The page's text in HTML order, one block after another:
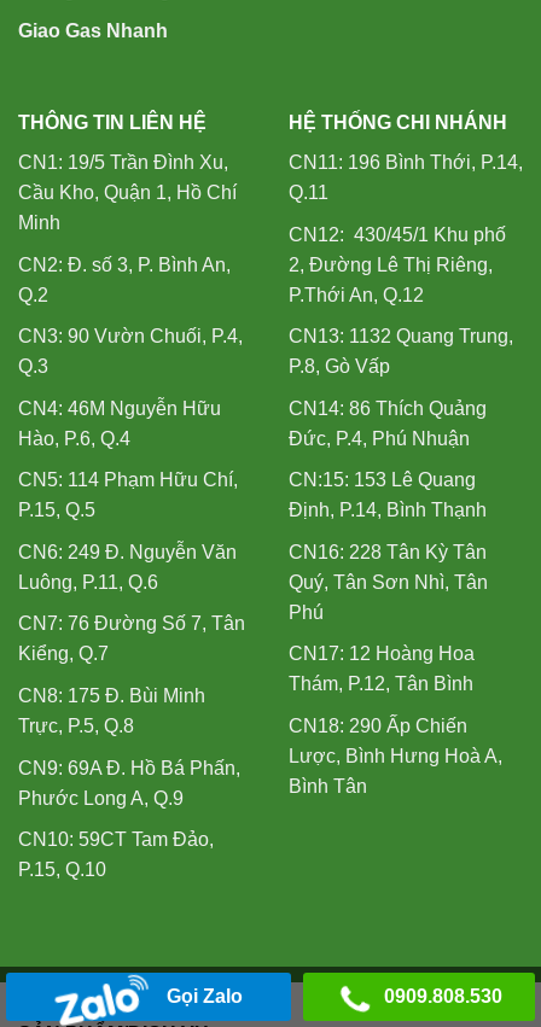
Giao Gas Nhanh
THÔNG TIN LIÊN HỆ
CN1: 19/5 Trần Đình Xu,
Cầu Kho, Quận 1, Hồ Chí
Minh
CN2: Đ. số 3, P. Bình An,
Q.2
CN3: 90 Vườn Chuối, P.4,
Q.3
CN4: 46M Nguyễn Hữu
Hào, P.6, Q.4
CN5: 114 Phạm Hữu Chí,
P.15, Q.5
CN6: 249 Đ. Nguyễn Văn
Luông, P.11, Q.6
CN7: 76 Đường Số 7, Tân
Kiểng, Q.7
CN8: 175 Đ. Bùi Minh
Trực, P.5, Q.8
CN9: 69A Đ. Hồ Bá Phấn,
Phước Long A, Q.9
CN10: 59CT Tam Đảo,
P.15, Q.10
HỆ THỐNG CHI NHÁNH
CN11: 196 Bình Thới, P.14,
Q.11
CN12: 430/45/1 Khu phố
2, Đường Lê Thị Riêng,
P.Thới An, Q.12
CN13: 1132 Quang Trung,
P.8, Gò Vấp
CN14: 86 Thích Quảng
Đức, P.4, Phú Nhuận
CN:15: 153 Lê Quang
Định, P.14, Bình Thạnh
CN16: 228 Tân Kỳ Tân
Quý, Tân Sơn Nhì, Tân
Phú
CN17: 12 Hoàng Hoa
Thám, P.12, Tân Bình
CN18: 290 Ấp Chiến
Lược, Bình Hưng Hoà A,
Bình Tân
Gọi Zalo 0909.808.530